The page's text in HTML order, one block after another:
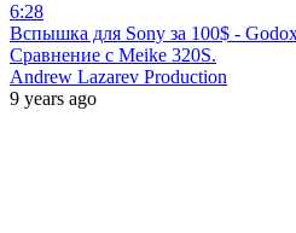
6:28
Вспышка для Sony за 100$ -
Сравнение с Meike 320S.
Andrew Lazarev Production
9 years ago